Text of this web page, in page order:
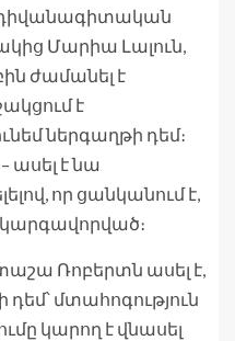
Մարիա Լալուն,
ժամանել է
է
ներգաղթի դեմ։
ասել է նա
որ ցանկանում է,
կարգավորված։
Ռոբերտն ասել է,
մտահոգություն
կարող է վնասել